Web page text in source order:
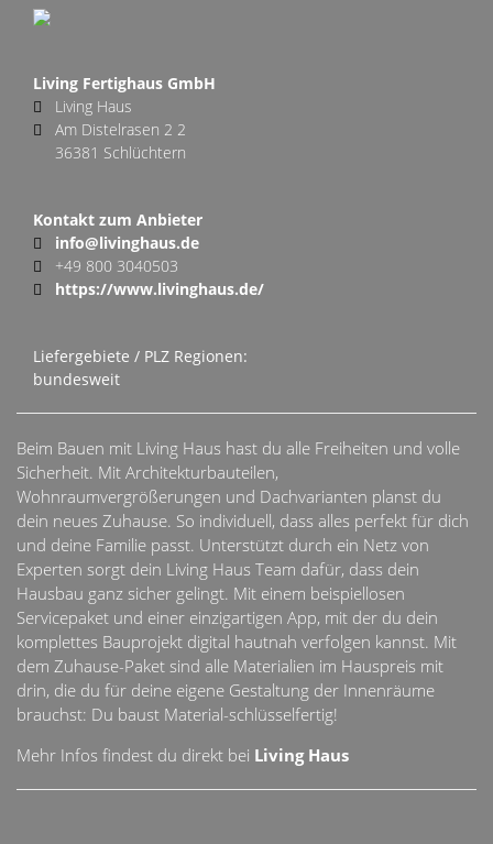
Living Fertighaus GmbH
Living Haus
Am Distelrasen 2 2
36381 Schlüchtern
Kontakt zum Anbieter
info@livinghaus.de
+49 800 3040503
https://www.livinghaus.de/
Liefergebiete / PLZ Regionen:
bundesweit
Beim Bauen mit Living Haus hast du alle Freiheiten und volle
Sicherheit. Mit Architekturbauteilen,
Wohnraumvergrößerungen und Dachvarianten planst du
dein neues Zuhause. So individuell, dass alles perfekt für dich
und deine Familie passt. Unterstützt durch ein Netz von
Experten sorgt dein Living Haus Team dafür, dass dein
Hausbau ganz sicher gelingt. Mit einem beispiellosen
Servicepaket und einer einzigartigen App, mit der du dein
komplettes Bauprojekt digital hautnah verfolgen kannst. Mit
dem Zuhause-Paket sind alle Materialien im Hauspreis mit
drin, die du für deine eigene Gestaltung der Innenräume
brauchst: Du baust Material-schlüsselfertig!
Mehr Infos findest du direkt bei Living Haus